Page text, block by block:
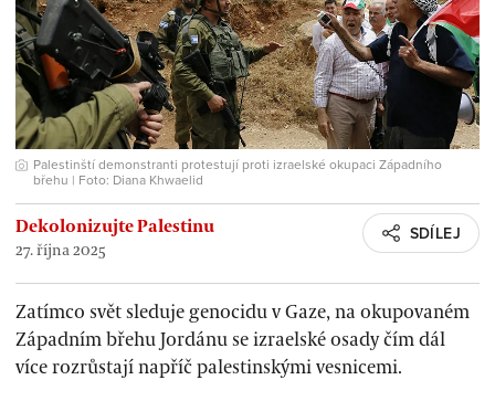
Palestinští demonstranti protestují proti izraelské okupaci Západního
břehu | Foto: Diana Khwaelid
Dekolonizujte Palestinu
27. října 2025
SDÍLEJ
Zatímco svět sleduje genocidu v Gaze, na okupovaném
Západním břehu Jordánu se izraelské osady čím dál
více rozrůstají napříč palestinskými vesnicemi.